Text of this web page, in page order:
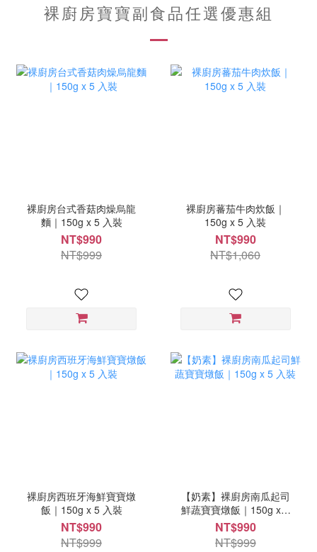
裸廚房寶寶副食品任選優惠組
裸廚房台式香菇肉燥烏龍
麵｜150g x 5 入裝
NT$990
NT$999
裸廚房蕃茄牛肉炊飯｜
150g x 5 入裝
NT$990
NT$1,060
裸廚房西班牙海鮮寶寶燉
飯｜150g x 5 入裝
NT$990
NT$999
【奶素】裸廚房南瓜起司
鮮蔬寶寶燉飯｜150g x 5
入裝
NT$990
NT$999